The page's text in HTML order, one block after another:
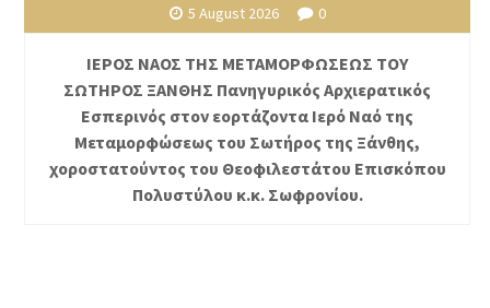
5 August 2026 0
ΙΕΡΟΣ ΝΑΟΣ ΤΗΣ ΜΕΤΑΜΟΡΦΩΣΕΩΣ ΤΟΥ
ΣΩΤΗΡΟΣ ΞΑΝΘΗΣ Πανηγυρικός Αρχιερατικός
Εσπερινός στον εορτάζοντα Ιερό Ναό της
Μεταμορφώσεως του Σωτήρος της Ξάνθης,
χοροστατούντος του Θεοφιλεστάτου Επισκόπου
Πολυστύλου κ.κ. Σωφρονίου.